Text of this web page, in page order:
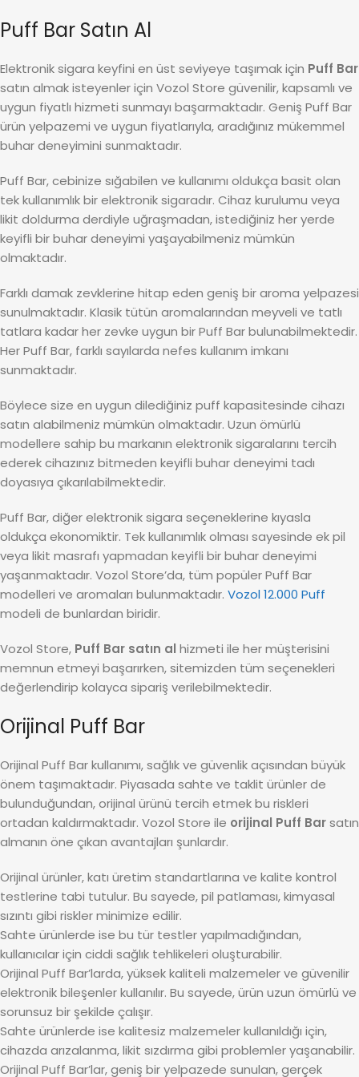
Puff Bar Satın Al
Elektronik sigara keyfini en üst seviyeye taşımak için Puff Bar
satın almak isteyenler için Vozol Store güvenilir, kapsamlı ve
uygun fiyatlı hizmeti sunmayı başarmaktadır. Geniş Puff Bar
ürün yelpazemi ve uygun fiyatlarıyla, aradığınız mükemmel
buhar deneyimini sunmaktadır.
Puff Bar, cebinize sığabilen ve kullanımı oldukça basit olan
tek kullanımlık bir elektronik sigaradır. Cihaz kurulumu veya
likit doldurma derdiyle uğraşmadan, istediğiniz her yerde
keyifli bir buhar deneyimi yaşayabilmeniz mümkün
olmaktadır.
Farklı damak zevklerine hitap eden geniş bir aroma yelpazesi
sunulmaktadır. Klasik tütün aromalarından meyveli ve tatlı
tatlara kadar her zevke uygun bir Puff Bar bulunabilmektedir.
Her Puff Bar, farklı sayılarda nefes kullanım imkanı
sunmaktadır.
Böylece size en uygun dilediğiniz puff kapasitesinde cihazı
satın alabilmeniz mümkün olmaktadır. Uzun ömürlü
modellere sahip bu markanın elektronik sigaralarını tercih
ederek cihazınız bitmeden keyifli buhar deneyimi tadı
doyasıya çıkarılabilmektedir.
Puff Bar, diğer elektronik sigara seçeneklerine kıyasla
oldukça ekonomiktir. Tek kullanımlık olması sayesinde ek pil
veya likit masrafı yapmadan keyifli bir buhar deneyimi
yaşanmaktadır. Vozol Store’da, tüm popüler Puff Bar
modelleri ve aromaları bulunmaktadır. Vozol 12.000 Puff
modeli de bunlardan biridir.
Vozol Store, Puff Bar satın al hizmeti ile her müşterisini
memnun etmeyi başarırken, sitemizden tüm seçenekleri
değerlendirip kolayca sipariş verilebilmektedir.
Orijinal Puff Bar
Orijinal Puff Bar kullanımı, sağlık ve güvenlik açısından büyük
önem taşımaktadır. Piyasada sahte ve taklit ürünler de
bulunduğundan, orijinal ürünü tercih etmek bu riskleri
ortadan kaldırmaktadır. Vozol Store ile orijinal Puff Barsatın
almanın öne çıkan avantajları şunlardır.
Orijinal ürünler, katı üretim standartlarına ve kalite kontrol
testlerine tabi tutulur. Bu sayede, pil patlaması, kimyasal
sızıntı gibi riskler minimize edilir.
Sahte ürünlerde ise bu tür testler yapılmadığından,
kullanıcılar için ciddi sağlık tehlikeleri oluşturabilir.
Orijinal Puff Bar’larda, yüksek kaliteli malzemeler ve güvenilir
elektronik bileşenler kullanılır. Bu sayede, ürün uzun ömürlü ve
sorunsuz bir şekilde çalışır.
Sahte ürünlerde ise kalitesiz malzemeler kullanıldığı için,
cihazda arızalanma, likit sızdırma gibi problemler yaşanabilir.
Orijinal Puff Bar’lar, geniş bir yelpazede sunulan, gerçek